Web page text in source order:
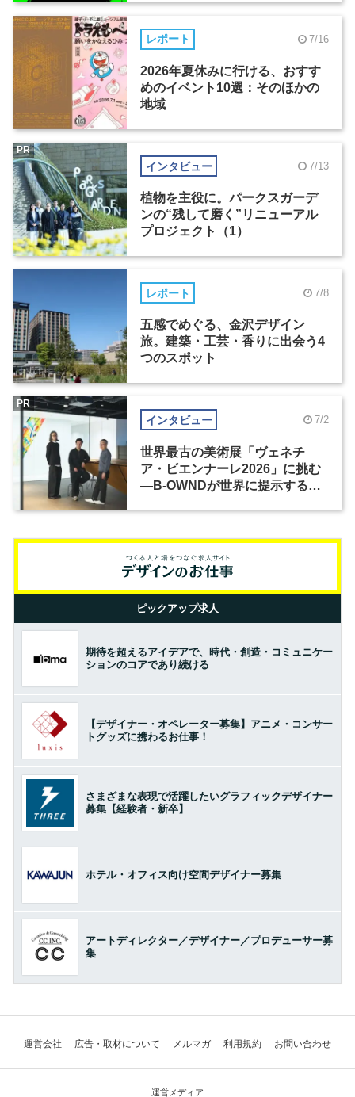
レポート 7/16
2026年夏休みに行ける、おすす
めのイベント10選：そのほかの
地域
インタビュー 7/13
植物を主役に。パークスガーデ
ンの“残して磨く”リニューアル
プロジェクト（1）
PR
レポート 7/8
五感でめぐる、金沢デザイン
旅。建築・工芸・香りに出会う4
つのスポット
インタビュー 7/2
世界最古の美術展「ヴェネチ
ア・ビエンナーレ2026」に挑む
―B-OWNDが世界に提示する美
PR
ピックアップ求人
期待を超えるアイデアで、時代・創造・コミュニケー
ションのコアであり続ける
【デザイナー・オペレーター募集】アニメ・コンサー
トグッズに携わるお仕事！
さまざまな表現で活躍したいグラフィックデザイナー
募集【経験者・新卒】
ホテル・オフィス向け空間デザイナー募集
アートディレクター／デザイナー／プロデューサー募
集
運営会社 広告・取材について メルマガ 利用規約 お問い合わせ
運営メディア